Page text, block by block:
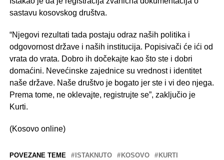
sastavu kosovskog društva.
“Njegovi rezultati tada postaju odraz naših politika i
odgovornost države i naših institucija. Popisivači će ići od
vrata do vrata. Dobro ih dočekajte kao što ste i dobri
domaćini. Nevećinske zajednice su vrednost i identitet
naše države. Naše društvo je bogato jer ste i vi deo njega.
Prema tome, ne oklevajte, registrujte se”, zaključio je
Kurti.
(Kosovo online)
POVEZANE TEME ISTAKNUTO KOSOVO
KURTI